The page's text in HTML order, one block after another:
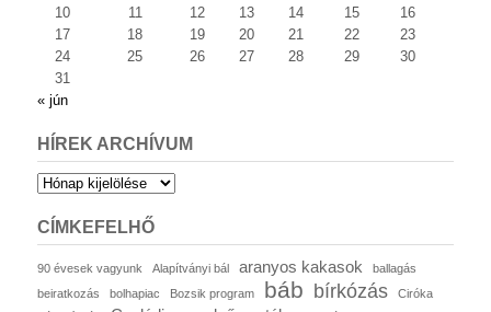
10
11 12 13 14 15
16
17
18 19 20 21 22
23
24
25 26 27 28 29
30
31
« jún
HÍREK ARCHÍVUM
Hírek
CÍMKEFELHŐ
90 évesek vagyunk Alapítványi bál aranyos kakasok
ballagás
beiratkozás
bolhapiac Bozsik program báb bírkózás
Ciróka